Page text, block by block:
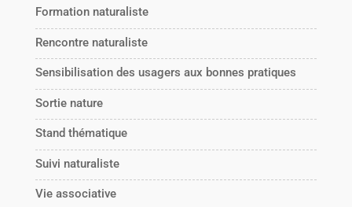
Formation naturaliste
Rencontre naturaliste
Sensibilisation des usagers aux bonnes pratiques
Sortie nature
Stand thématique
Suivi naturaliste
Vie associative